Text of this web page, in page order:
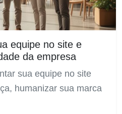
equipe no site e
da empresa
sua equipe no site
humanizar sua marca